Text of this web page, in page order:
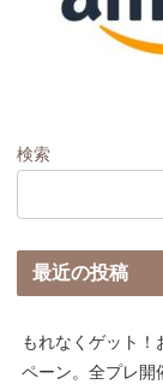
検索
最近の投稿
もれなくゲット
ペーン。全プレ開